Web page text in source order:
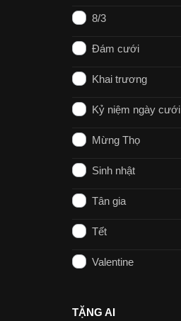
8/3
Đám cưới
Khai trương
Kỷ niệm ngày cưới
Mừng Thọ
Sinh nhật
Tân gia
Tết
Valentine
TẶNG AI